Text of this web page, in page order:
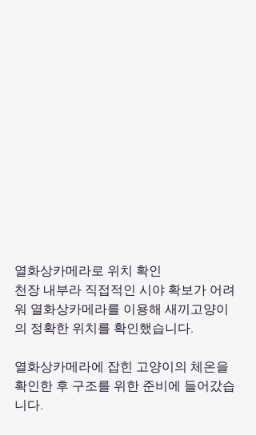
열화상카메라로 위치 확인
천장 내부라 직접적인 시야 확보가 어려
워 열화상카메라를 이용해 새끼고양이
의 정확한 위치를 확인했습니다.
열화상카메라에 잡힌 고양이의 체온을
확인한 후 구조를 위한 준비에 들어갔습
니다.